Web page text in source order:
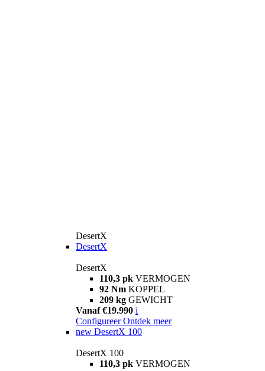
DesertX
DesertX
DesertX
110,3 pk VERMOGEN
92 Nm KOPPEL
209 kg GEWICHT
Vanaf €19.990 i
Configureer Ontdek meer
new DesertX 100
DesertX 100
110,3 pk VERMOGEN